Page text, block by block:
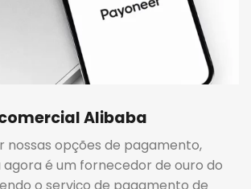
Alibaba
nossas opções de pagamento,
é um fornecedor de ouro do